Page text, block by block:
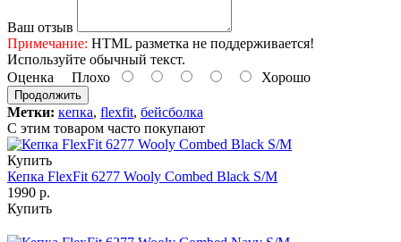
Ваш отзыв
Примечание: HTML разметка не поддерживается!
Используйте обычный текст.
Оценка Плохо Хорошо
Продолжить
Метки: кепка, flexfit, бейсболка
С этим товаром часто покупают
Купить
Кепка FlexFit 6277 Wooly Combed Black S/M
1990 р.
Купить